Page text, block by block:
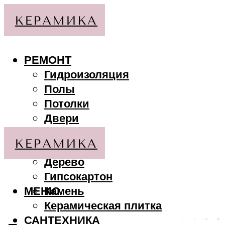
РЕМОНТ
Гидроизоляция
Полы
Потолки
Двери
МАТЕРИАЛЫ
Дерево
Гипсокартон
Камень
Керамическая плитка
САНТЕХНИКА
МЕНЮ